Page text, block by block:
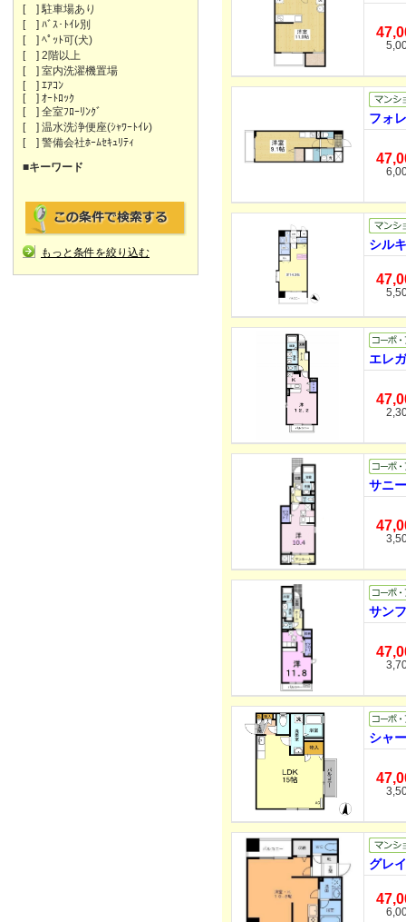
[ ] 駐車場あり
[ ] ﾊﾞｽ･ﾄｲﾚ別
[ ] ﾍﾟｯﾄ可(犬)
[ ] 2階以上
[ ] 室内洗濯機置場
[ ] ｴｱｺﾝ
[ ] ｵｰﾄﾛｯｸ
[ ] 全室ﾌﾛｰﾘﾝｸﾞ
[ ] 温水洗浄便座(ｼｬﾜｰﾄｲﾚ)
[ ] 警備会社ﾎｰﾑｾｷｭﾘﾃｨ
■キーワード
もっと条件を絞り込む
フォ
シル
エレ
サニ
サン
シャ
グレ